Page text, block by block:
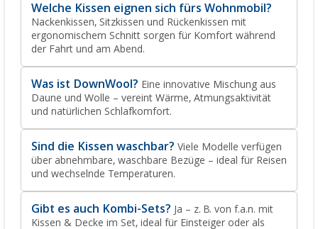
Welche Kissen eignen sich fürs Wohnmobil?
Nackenkissen, Sitzkissen und Rückenkissen mit
ergonomischem Schnitt sorgen für Komfort während
der Fahrt und am Abend.
Was ist DownWool? Eine innovative Mischung aus
Daune und Wolle – vereint Wärme, Atmungsaktivität
und natürlichen Schlafkomfort.
Sind die Kissen waschbar? Viele Modelle verfügen
über abnehmbare, waschbare Bezüge – ideal für Reisen
und wechselnde Temperaturen.
Gibt es auch Kombi-Sets? Ja – z. B. von f.a.n. mit
Kissen & Decke im Set, ideal für Einsteiger oder als